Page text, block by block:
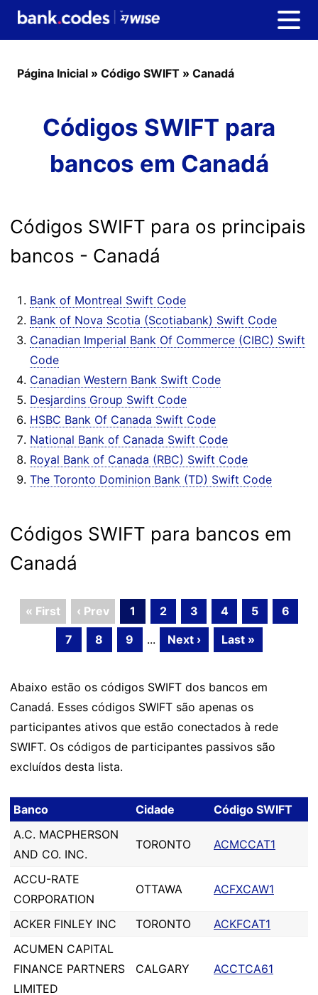
Página Inicial » Código SWIFT » Canadá
Códigos SWIFT para
bancos em Canadá
Códigos SWIFT para os principais
bancos - Canadá
Bank of Montreal Swift Code
Bank of Nova Scotia (Scotiabank) Swift Code
Canadian Imperial Bank Of Commerce (CIBC) Swift
Code
Canadian Western Bank Swift Code
Desjardins Group Swift Code
HSBC Bank Of Canada Swift Code
National Bank of Canada Swift Code
Royal Bank of Canada (RBC) Swift Code
The Toronto Dominion Bank (TD) Swift Code
Códigos SWIFT para bancos em
Canadá
« First ‹ Prev 1 2 3 4 5
6
7
8 9 ... Next › Last »
Abaixo estão os códigos SWIFT dos bancos em
Canadá. Esses códigos SWIFT são apenas os
participantes ativos que estão conectados à rede
SWIFT. Os códigos de participantes passivos são
excluídos desta lista.
Banco Cidade
Código SWIFT
A.C. MACPHERSON
AND CO. INC.
TORONTO ACMCCAT1
ACCU-RATE
CORPORATION
OTTAWA ACFXCAW1
ACKER FINLEY INC TORONTO
ACKFCAT1
ACUMEN CAPITAL
FINANCE PARTNERS
LIMITED
CALGARY ACCTCA61